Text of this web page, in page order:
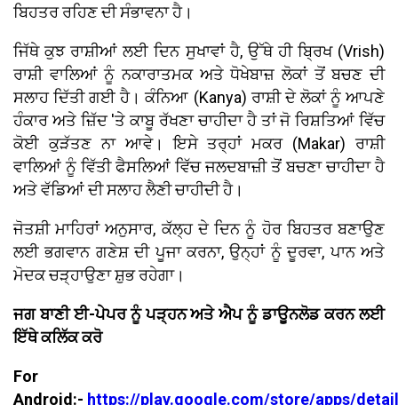
ਬਿਹਤਰ ਰਹਿਣ ਦੀ ਸੰਭਾਵਨਾ ਹੈ।
ਜਿੱਥੇ ਕੁਝ ਰਾਸ਼ੀਆਂ ਲਈ ਦਿਨ ਸੁਖਾਵਾਂ ਹੈ, ਉੱਥੇ ਹੀ ਬ੍ਰਿਖ (Vrish)
ਰਾਸ਼ੀ ਵਾਲਿਆਂ ਨੂੰ ਨਕਾਰਾਤਮਕ ਅਤੇ ਧੋਖੇਬਾਜ਼ ਲੋਕਾਂ ਤੋਂ ਬਚਣ ਦੀ
ਸਲਾਹ ਦਿੱਤੀ ਗਈ ਹੈ। ਕੰਨਿਆ (Kanya) ਰਾਸ਼ੀ ਦੇ ਲੋਕਾਂ ਨੂੰ ਆਪਣੇ
ਹੰਕਾਰ ਅਤੇ ਜ਼ਿੱਦ 'ਤੇ ਕਾਬੂ ਰੱਖਣਾ ਚਾਹੀਦਾ ਹੈ ਤਾਂ ਜੋ ਰਿਸ਼ਤਿਆਂ ਵਿੱਚ
ਕੋਈ ਕੁੜੱਤਣ ਨਾ ਆਵੇ। ਇਸੇ ਤਰ੍ਹਾਂ ਮਕਰ (Makar) ਰਾਸ਼ੀ
ਵਾਲਿਆਂ ਨੂੰ ਵਿੱਤੀ ਫੈਸਲਿਆਂ ਵਿੱਚ ਜਲਦਬਾਜ਼ੀ ਤੋਂ ਬਚਣਾ ਚਾਹੀਦਾ ਹੈ
ਅਤੇ ਵੱਡਿਆਂ ਦੀ ਸਲਾਹ ਲੈਣੀ ਚਾਹੀਦੀ ਹੈ।
ਜੋਤਸ਼ੀ ਮਾਹਿਰਾਂ ਅਨੁਸਾਰ, ਕੱਲ੍ਹ ਦੇ ਦਿਨ ਨੂੰ ਹੋਰ ਬਿਹਤਰ ਬਣਾਉਣ
ਲਈ ਭਗਵਾਨ ਗਣੇਸ਼ ਦੀ ਪੂਜਾ ਕਰਨਾ, ਉਨ੍ਹਾਂ ਨੂੰ ਦੂਰਵਾ, ਪਾਨ ਅਤੇ
ਮੋਦਕ ਚੜ੍ਹਾਉਣਾ ਸ਼ੁਭ ਰਹੇਗਾ।
ਜਗ ਬਾਣੀ ਈ-ਪੇਪਰ ਨੂੰ ਪੜ੍ਹਨ ਅਤੇ ਐਪ ਨੂੰ ਡਾਊਨਲੋਡ ਕਰਨ ਲਈ
ਇੱਥੇ ਕਲਿੱਕ ਕਰੋ
For
Android:- https://play.google.com/store/apps/